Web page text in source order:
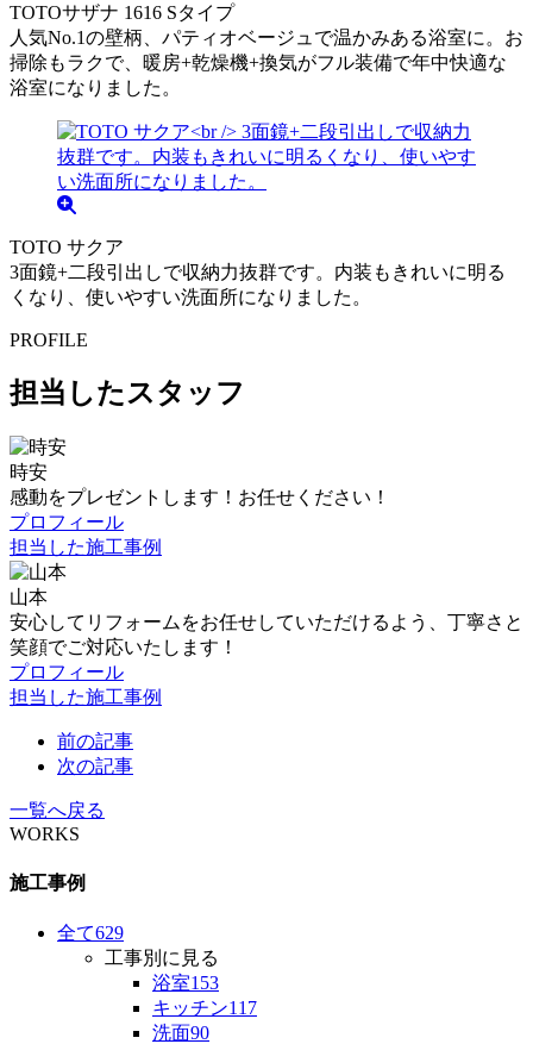
TOTOサザナ 1616 Sタイプ
人気No.1の壁柄、パティオベージュで温かみある浴室に。お
掃除もラクで、暖房+乾燥機+換気がフル装備で年中快適な
浴室になりました。
TOTO サクア
3面鏡+二段引出しで収納力抜群です。内装もきれいに明る
くなり、使いやすい洗面所になりました。
PROFILE
担当したスタッフ
時安
感動をプレゼントします！お任せください！
プロフィール
担当した施工事例
山本
安心してリフォームをお任せしていただけるよう、丁寧さと
笑顔でご対応いたします！
プロフィール
担当した施工事例
前の記事
次の記事
一覧へ戻る
WORKS
施工事例
全て629
工事別に見る
浴室153
キッチン117
洗面90